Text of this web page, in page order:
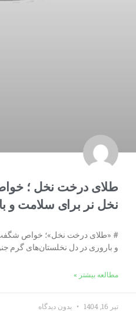
طلای درخت نخل ؛
نخل نر برای سلامت و
# «طلای درخت نخل»؛ خواص
و باروری در دل نخلستان‌های گرم
مطالعه بیشتر »
تیر 16, 1404 بدون دیدگاه